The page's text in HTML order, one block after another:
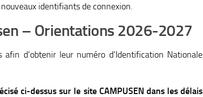
identifiants de connexion.
– Orientations 2026-2027
d’obtenir leur numéro d’Identification Nationale
ci-dessus sur le site CAMPUSEN dans les délais